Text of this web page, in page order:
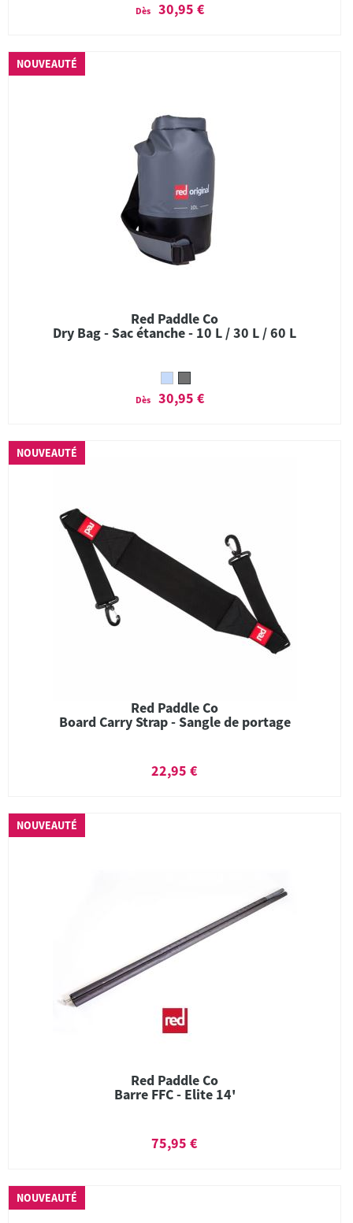
Dès 30,95 €
NOUVEAUTÉ
Red Paddle Co
Dry Bag - Sac étanche - 10 L / 30 L / 60 L
Dès 30,95 €
NOUVEAUTÉ
Red Paddle Co
Board Carry Strap - Sangle de portage
22,95 €
NOUVEAUTÉ
Red Paddle Co
Barre FFC - Elite 14'
75,95 €
NOUVEAUTÉ